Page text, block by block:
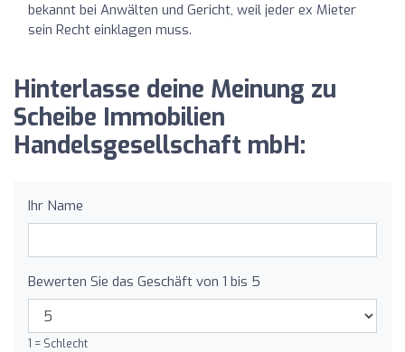
bekannt bei Anwälten und Gericht, weil jeder ex Mieter
sein Recht einklagen muss.
Hinterlasse deine Meinung zu
Scheibe Immobilien
Handelsgesellschaft mbH:
Ihr Name
Bewerten Sie das Geschäft von 1 bis 5
1 = Schlecht